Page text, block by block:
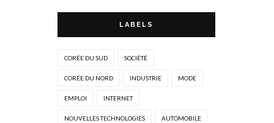
LABELS
CORÉE DU SUD SOCIÉTÉ
CORÉE DU NORD INDUSTRIE MODE
EMPLOI INTERNET
NOUVELLES TECHNOLOGIES AUTOMOBILE